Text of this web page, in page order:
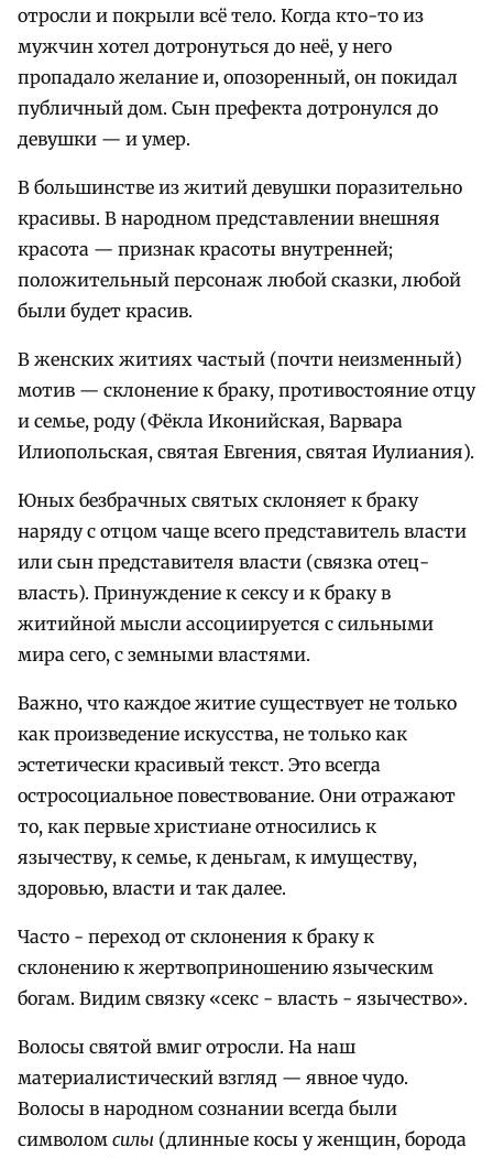
отросли и покрыли всё тело. Когда кто-то из
мужчин хотел дотронуться до неё, у него
пропадало желание и, опозоренный, он покидал
публичный дом. Сын префекта дотронулся до
девушки — и умер.
В большинстве из житий девушки поразительно
красивы. В народном представлении внешняя
красота — признак красоты внутренней;
положительный персонаж любой сказки, любой
были будет красив.
В женских житиях частый (почти неизменный)
мотив — склонение к браку, противостояние отцу
и семье, роду (Фёкла Иконийская, Варвара
Илиопольская, святая Евгения, святая Иулиания).
Юных безбрачных святых склоняет к браку
наряду с отцом чаще всего представитель власти
или сын представителя власти (связка отец-
власть). Принуждение к сексу и к браку в
житийной мысли ассоциируется с сильными
мира сего, с земными властями.
Важно, что каждое житие существует не только
как произведение искусства, не только как
эстетически красивый текст. Это всегда
остросоциальное повествование. Они отражают
то, как первые христиане относились к
язычеству, к семье, к деньгам, к имуществу,
здоровью, власти и так далее.
Часто - переход от склонения к браку к
склонению к жертвоприношению языческим
богам. Видим связку «секс - власть - язычество».
Волосы святой вмиг отросли. На наш
материалистический взгляд — явное чудо.
Волосы в народном сознании всегда были
символом силы (длинные косы у женщин, борода